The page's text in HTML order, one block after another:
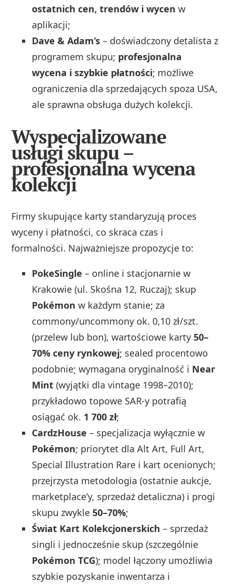
ostatnich cen, trendów i wycen w
aplikacji;
Dave & Adam’s – doświadczony detalista z
programem skupu; profesjonalna
wycena i szybkie płatności; możliwe
ograniczenia dla sprzedających spoza USA,
ale sprawna obsługa dużych kolekcji.
Wyspecjalizowane
usługi skupu –
profesjonalna wycena
kolekcji
Firmy skupujące karty standaryzują proces
wyceny i płatności, co skraca czas i
formalności. Najważniejsze propozycje to:
PokeSingle – online i stacjonarnie w
Krakowie (ul. Skośna 12, Ruczaj); skup
Pokémon w każdym stanie; za
commony/uncommony ok. 0,10 zł/szt.
(przelew lub bon), wartościowe karty50–
70% ceny rynkowej; sealed procentowo
podobnie; wymagana oryginalność i Near
Mint (wyjątki dla vintage 1998–2010);
przykładowo topowe SAR-y potrafią
osiągać ok. 1 700 zł;
CardzHouse – specjalizacja wyłącznie w
Pokémon; priorytet dla Alt Art, Full Art,
Special Illustration Rare i kart ocenionych;
przejrzysta metodologia (ostatnie aukcje,
marketplace’y, sprzedaż detaliczna) i progi
skupu zwykle50–70%;
Świat Kart Kolekcjonerskich – sprzedaż
singli i jednocześnie skup (szczególnie
Pokémon TCG); model łączony umożliwia
szybkie pozyskanie inwentarza i